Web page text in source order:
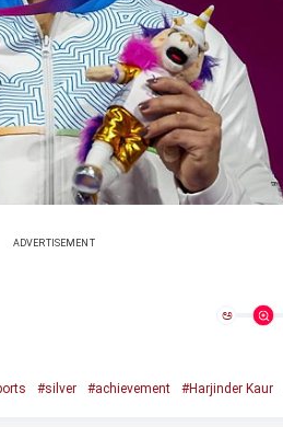
ADVERTISEMENT
ಅ
#silver #achievement #Harjinder Kaur